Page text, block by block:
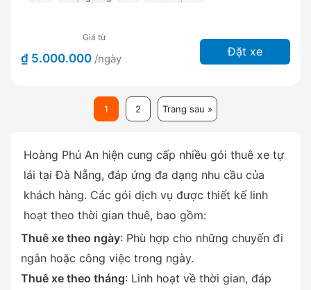
Giá từ
₫ 5.000.000 /ngày
Đặt xe
1 2 Trang sau »
Hoàng Phú An hiện cung cấp nhiều gói thuê xe tự
lái tại Đà Nẵng, đáp ứng đa dạng nhu cầu của
khách hàng. Các gói dịch vụ được thiết kế linh
hoạt theo thời gian thuê, bao gồm:
Thuê xe theo ngày: Phù hợp cho những chuyến đi
ngắn hoặc công việc trong ngày.
Thuê xe theo tháng: Linh hoạt về thời gian, đáp